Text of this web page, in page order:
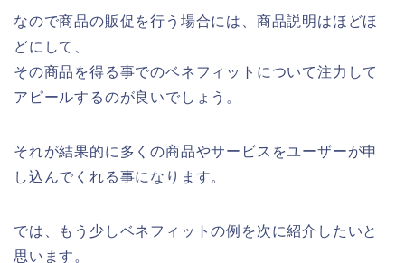
なので商品の販促を行う場合には、商品説明はほどほ
どにして、
その商品を得る事でのベネフィットについて注力して
アピールするのが良いでしょう。
それが結果的に多くの商品やサービスをユーザーが申
し込んでくれる事になります。
では、もう少しベネフィットの例を次に紹介したいと
思います。